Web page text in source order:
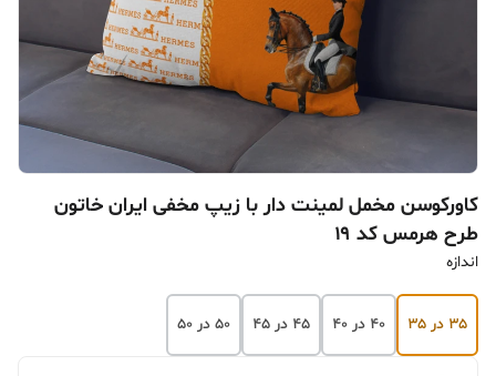
کاورکوسن مخمل لمینت دار با زیپ مخفی ایران خاتون
طرح هرمس کد ۱۹
اندازه
۳۵ در ۳۵ ۴۰ در ۴۰ ۴۵ در ۴۵ ۵۰ در ۵۰